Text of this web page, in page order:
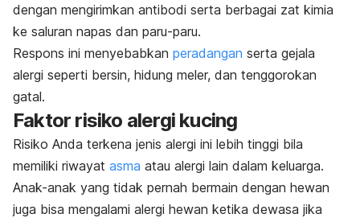
dengan mengirimkan antibodi serta berbagai zat kimia
ke saluran napas dan paru-paru.
Respons ini menyebabkan peradangan serta gejala
alergi seperti bersin, hidung meler, dan tenggorokan
gatal.
Faktor risiko alergi kucing
Risiko Anda terkena jenis alergi ini lebih tinggi bila
memiliki riwayat asma atau alergi lain dalam keluarga.
Anak-anak yang tidak pernah bermain dengan hewan
juga bisa mengalami alergi hewan ketika dewasa jika